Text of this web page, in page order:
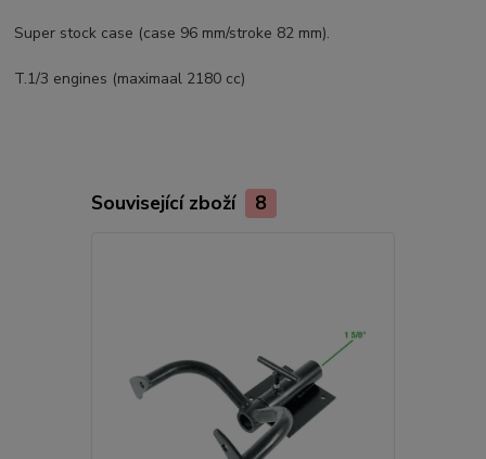
Super stock case (case 96 mm/stroke 82 mm).
T.1/3 engines (maximaal 2180 cc)
Související zboží 8